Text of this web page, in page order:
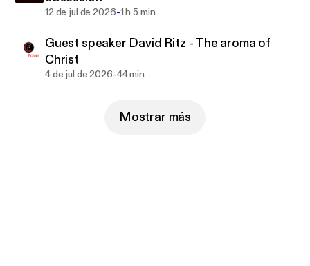
12 de jul de 2026-1 h 5 min
Guest speaker David Ritz - The aroma of
Christ
4 de jul de 2026-44 min
Mostrar más